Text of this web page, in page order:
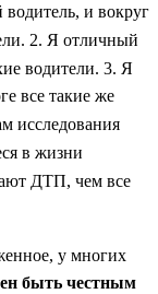
и вокруг
2. Я отличный
водители. 3. Я
все такие же
исследования
в жизни
ДТП, чем все
у многих
быть честным